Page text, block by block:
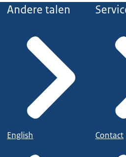
Andere talen
English Contact